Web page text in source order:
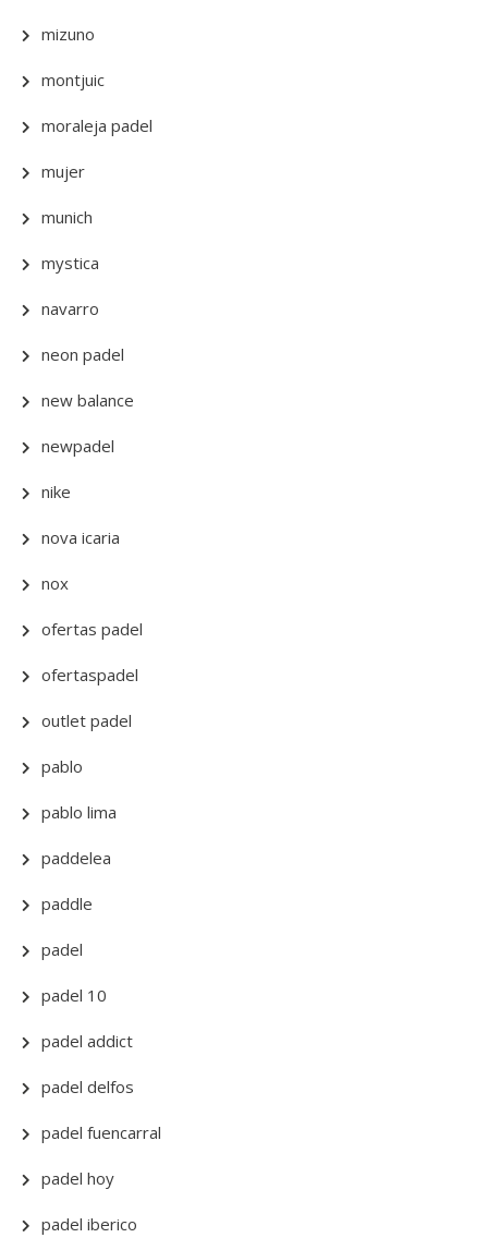
mizuno
montjuic
moraleja padel
mujer
munich
mystica
navarro
neon padel
new balance
newpadel
nike
nova icaria
nox
ofertas padel
ofertaspadel
outlet padel
pablo
pablo lima
paddelea
paddle
padel
padel 10
padel addict
padel delfos
padel fuencarral
padel hoy
padel iberico